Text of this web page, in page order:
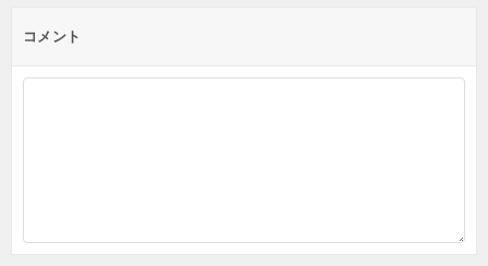
コメント